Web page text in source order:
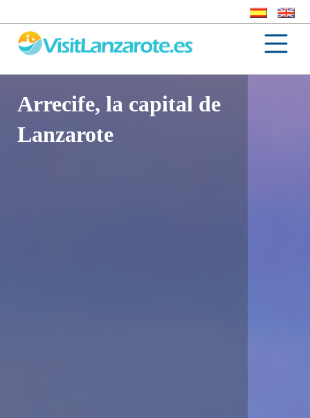
Arrecife, la capital de
Lanzarote